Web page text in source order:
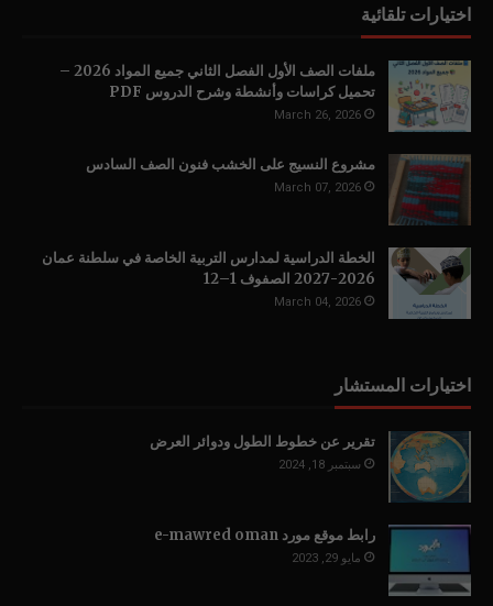
اختيارات تلقائية
ملفات الصف الأول الفصل الثاني جميع المواد 2026 –
تحميل كراسات وأنشطة وشرح الدروس PDF
March 26, 2026
مشروع النسيج على الخشب فنون الصف السادس
March 07, 2026
الخطة الدراسية لمدارس التربية الخاصة في سلطنة عمان
2026-2027 الصفوف 1–12
March 04, 2026
اختيارات المستشار
تقرير عن خطوط الطول ودوائر العرض
سبتمبر 18, 2024
رابط موقع مورد e-mawred oman
مايو 29, 2023